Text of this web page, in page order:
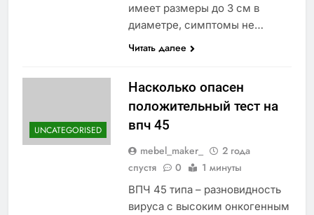
имеет размеры до 3 см в
диаметре, симптомы не…
Читать далее
UNCATEGORISED
Насколько опасен
положительный тест на
впч 45
mebel_maker_
2 года
спустя
0 1 минуты
ВПЧ 45 типа – разновидность
вируса с высоким онкогенным